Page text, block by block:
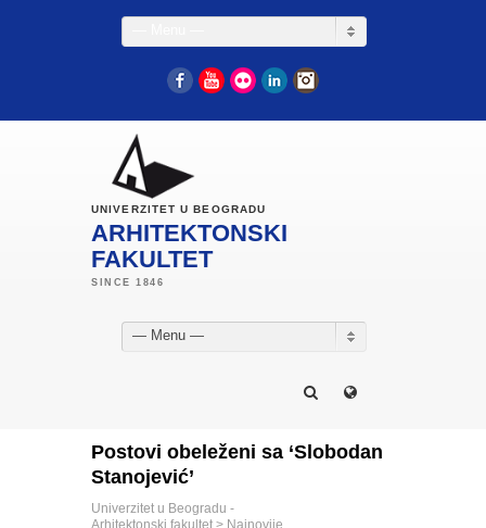
FacebookYouTube
Flickr LinkedIn
UNIVERZITET U BEOGRADU
ARHITEKTONSKI
FAKULTET
— Menu —
Postovi obeleženi sa ‘Slobodan
Stanojević’
Univerzitet u Beogradu -
Arhitektonski fakultet > Najnovije